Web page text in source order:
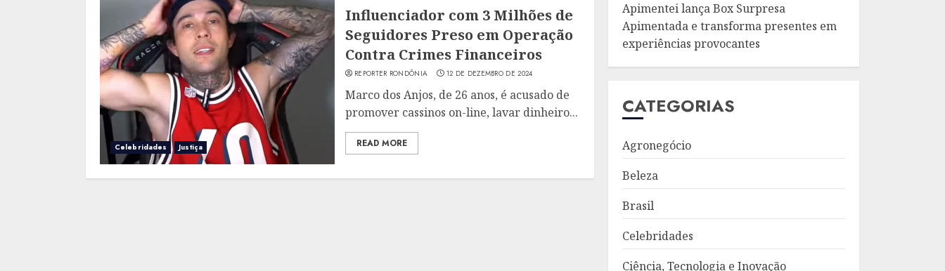
Celebridades Justiça
Influenciador com 3 Milhões de
Seguidores Preso em Operação
Contra Crimes Financeiros
REPORTER RONDÔNIA 12 DE DEZEMBRO DE 2024
Marco dos Anjos, de 26 anos, é acusado de
promover cassinos on-line, lavar dinheiro...
READ MORE
Apimentei lança Box Surpresa
Apimentada e transforma presentes em
experiências provocantes
CATEGORIAS
Agronegócio
Beleza
Brasil
Celebridades
Ciência, Tecnologia e Inovação